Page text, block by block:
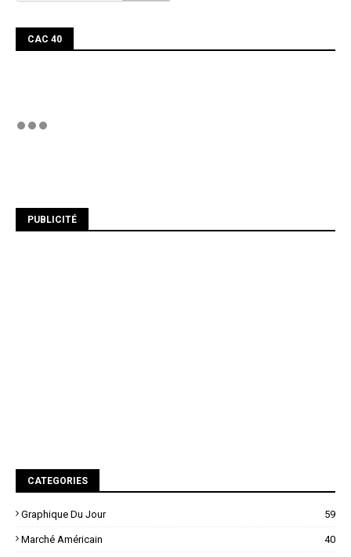
CAC 40
PUBLICITÉ
CATEGORIES
Graphique Du Jour 59
Marché Américain 40